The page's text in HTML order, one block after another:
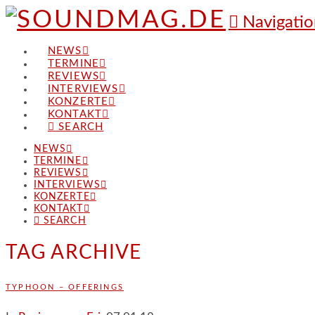
NEWS
TERMINE
REVIEWS
INTERVIEWS
KONZERTE
KONTAKT
SEARCH
NEWS
TERMINE
REVIEWS
INTERVIEWS
KONZERTE
KONTAKT
SEARCH
TAG ARCHIVE
TYPHOON – OFFERINGS